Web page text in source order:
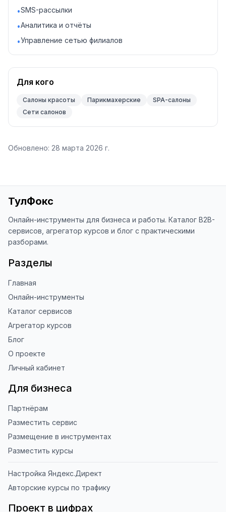
•SMS-рассылки
•Аналитика и отчёты
•Управление сетью филиалов
Для кого
Салоны красоты Парикмахерские
SPA-салоны
Сети салонов
Обновлено: 28 марта 2026 г.
ТулФокс
Онлайн-инструменты для бизнеса и работы. Каталог B2B-
сервисов, агрегатор курсов и блог с практическими
разборами.
Разделы
Главная
Онлайн-инструменты
Каталог сервисов
Агрегатор курсов
Блог
О проекте
Личный кабинет
Для бизнеса
Партнёрам
Разместить сервис
Размещение в инструментах
Разместить курсы
Настройка Яндекс.Директ
Авторские курсы по трафику
Проект в цифрах